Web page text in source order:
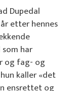
Dupedal
etter hennes
har
og fag- og
kaller «det